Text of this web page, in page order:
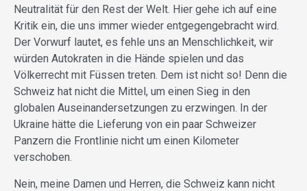
Neutralität für den Rest der Welt. Hier gehe ich auf eine
Kritik ein, die uns immer wieder entgegengebracht wird.
Der Vorwurf lautet, es fehle uns an Menschlichkeit, wir
würden Autokraten in die Hände spielen und das
Völkerrecht mit Füssen treten. Dem ist nicht so! Denn die
Schweiz hat nicht die Mittel, um einen Sieg in den
globalen Auseinandersetzungen zu erzwingen. In der
Ukraine hätte die Lieferung von ein paar Schweizer
Panzern die Frontlinie nicht um einen Kilometer
verschoben.
Nein, meine Damen und Herren, die Schweiz kann nicht